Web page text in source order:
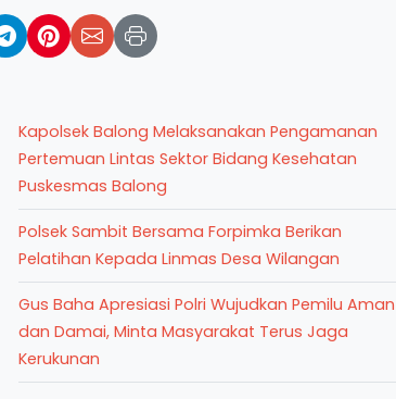
Kapolsek Balong Melaksanakan Pengamanan
Pertemuan Lintas Sektor Bidang Kesehatan
Puskesmas Balong
Polsek Sambit Bersama Forpimka Berikan
Pelatihan Kepada Linmas Desa Wilangan
Gus Baha Apresiasi Polri Wujudkan Pemilu Aman
dan Damai, Minta Masyarakat Terus Jaga
Kerukunan